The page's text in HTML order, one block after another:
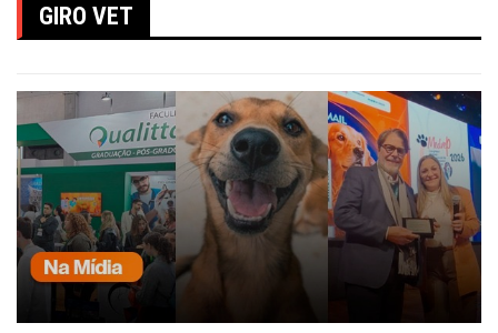
GIRO VET